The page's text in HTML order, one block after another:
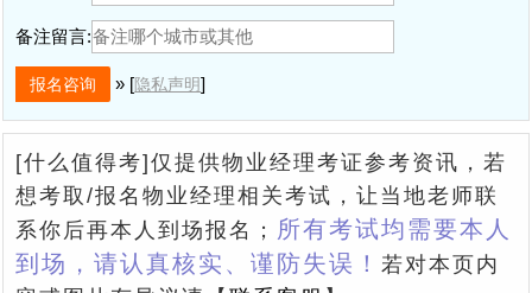
备注留言:
» [隐私声明]
[什么值得考]仅提供物业经理考证参考资讯，若
想考取/报名物业经理相关考试，让当地老师联
系你后再本人到场报名； 所有考试均需要本人
到场，请认真核实、谨防失误！ 若对本页内